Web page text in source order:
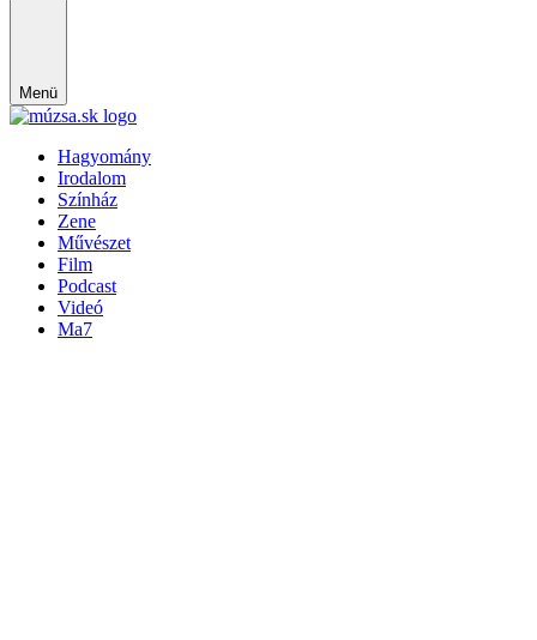
Menü
Hagyomány
Irodalom
Színház
Zene
Művészet
Film
Podcast
Videó
Ma7